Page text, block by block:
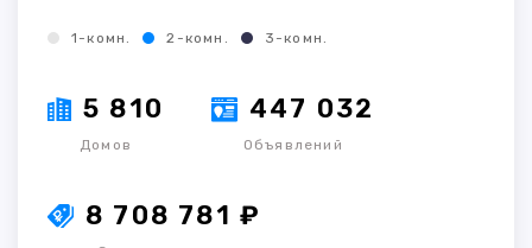
1-комн. 2-комн. 3-комн.
5 810
Домов
447 032
Объявлений
8 708 781 ₽